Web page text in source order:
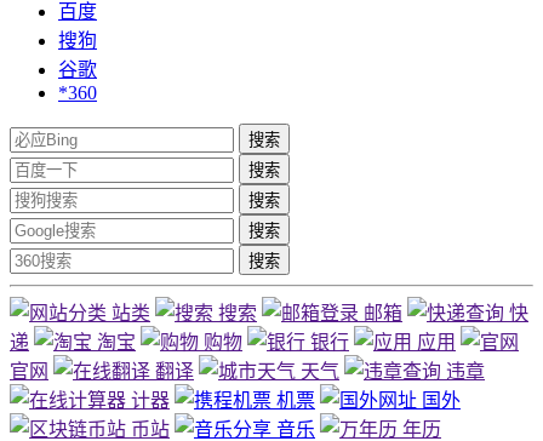
百度
搜狗
谷歌
*360
搜索
搜索
搜索
搜索
搜索
站类 搜索 邮箱
快
递
淘宝 购物 银行
应用
官网
翻译 天气
违章
计器
机票
国外
币站
音乐 年历